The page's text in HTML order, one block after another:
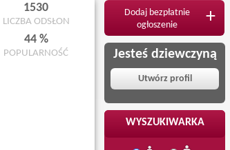
1530
LICZBA ODSŁON
44 %
POPULARNOŚĆ
Dodaj bezpłatnie
ogłoszenie
+
Jesteś dziewczyną
Utwórz profil
WYSZUKIWARKA